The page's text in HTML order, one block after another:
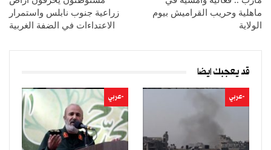
ماهلية وحريب القراميش بيوم
الولاية
زراعية جنوب نابلس واستمرار
الاعتداءات في الضفة الغربية
قد يعجبك ايضا
-عربي -عربي